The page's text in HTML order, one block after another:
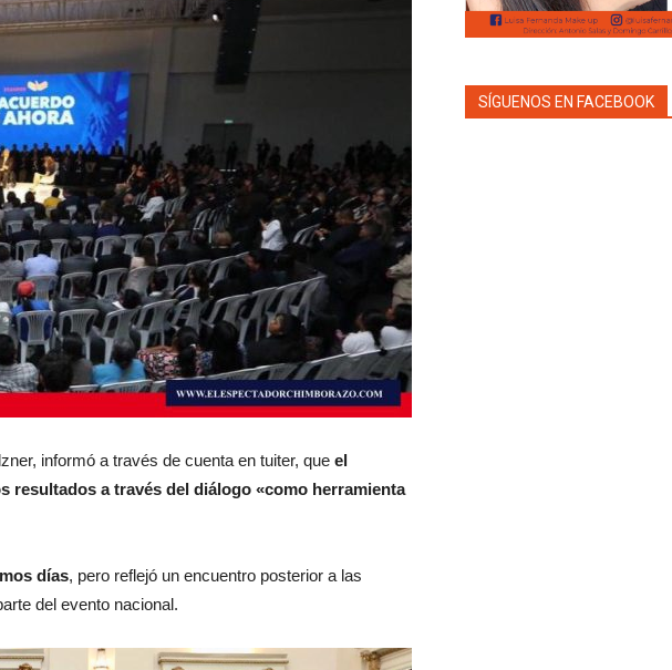
informó a través de cuenta en tuiter, que el
resultados a través del diálogo «como herramienta
días, pero reflejó un encuentro posterior a las
del evento nacional.
SÍGUENOS EN FACEBOOK